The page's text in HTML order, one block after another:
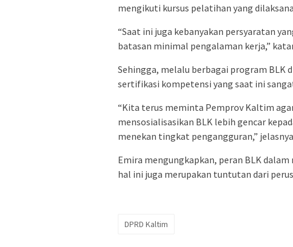
mengikuti kursus pelatihan yang
“Saat ini juga kebanyakan persyaratan
batasan minimal pengalaman kerja,”
Sehingga, melalu berbagai program BLK
sertifikasi kompetensi yang saat ini
“Kita terus meminta Pemprov Kaltim
mensosialisasikan BLK lebih gencar
menekan tingkat pengangguran,”
Emira mengungkapkan, peran BLK
hal ini juga merupakan tuntutan dari
DPRD Kaltim